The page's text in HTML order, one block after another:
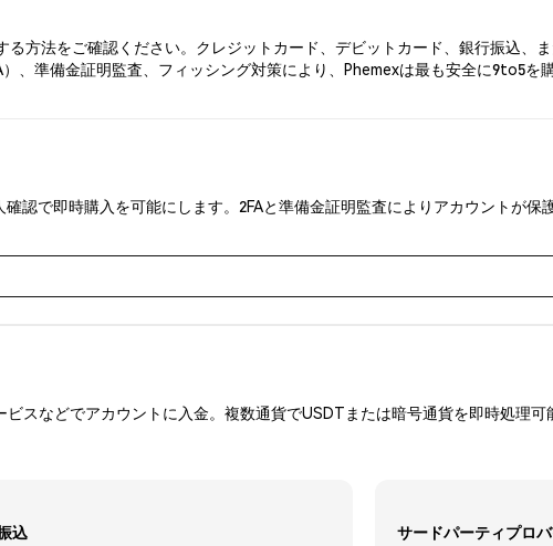
方法をご確認ください。クレジットカード、デビットカード、銀行振込、
、準備金証明監査、フィッシング対策により、Phemexは最も安全に9to5を
認で即時購入を可能にします。2FAと準備金証明監査によりアカウントが保
スなどでアカウントに入金。複数通貨でUSDTまたは暗号通貨を即時処理
込 サードパーティプロ